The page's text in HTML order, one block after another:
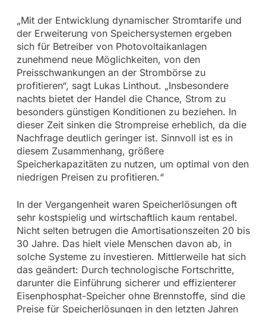
„Mit der Entwicklung dynamischer Stromtarife und
der Erweiterung von Speichersystemen ergeben
sich für Betreiber von Photovoltaikanlagen
zunehmend neue Möglichkeiten, von den
Preisschwankungen an der Strombörse zu
profitieren“, sagt Lukas Linthout. „Insbesondere
nachts bietet der Handel die Chance, Strom zu
besonders günstigen Konditionen zu beziehen. In
dieser Zeit sinken die Strompreise erheblich, da die
Nachfrage deutlich geringer ist. Sinnvoll ist es in
diesem Zusammenhang, größere
Speicherkapazitäten zu nutzen, um optimal von den
niedrigen Preisen zu profitieren.“
In der Vergangenheit waren Speicherlösungen oft
sehr kostspielig und wirtschaftlich kaum rentabel.
Nicht selten betrugen die Amortisationszeiten 20 bis
30 Jahre. Das hielt viele Menschen davon ab, in
solche Systeme zu investieren. Mittlerweile hat sich
das geändert: Durch technologische Fortschritte,
darunter die Einführung sicherer und effizienterer
Eisenphosphat-Speicher ohne Brennstoffe, sind die
Preise für Speicherlösungen in den letzten Jahren